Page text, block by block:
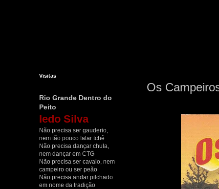
Os
Visitas
Rio Grande Dentro do
Peito
Iedo Silva
Não precisa ser gauderio,
nem tão pouco falar tchê
Não precisa dançar chula,
nem dançar em CTG
Não precisa ser cavalo, nem
campeiro ou ser peão
Não precisa andar pilchado
em nome da tradição